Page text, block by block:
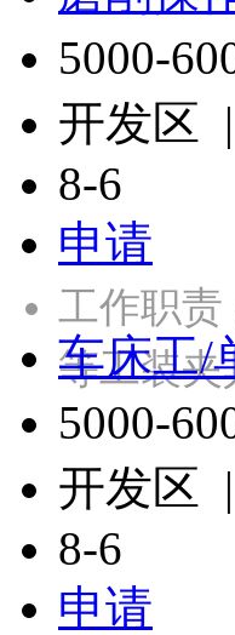
5000-
开发区
8-6
申请
工作职责
等工装
车床工/
5000-
开发区
8-6
申请